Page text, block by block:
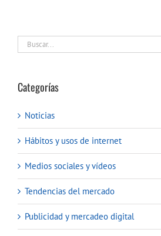
Buscar:
Categorías
Noticias
Hábitos y usos de internet
Medios sociales y vídeos
Tendencias del mercado
Publicidad y mercadeo digital